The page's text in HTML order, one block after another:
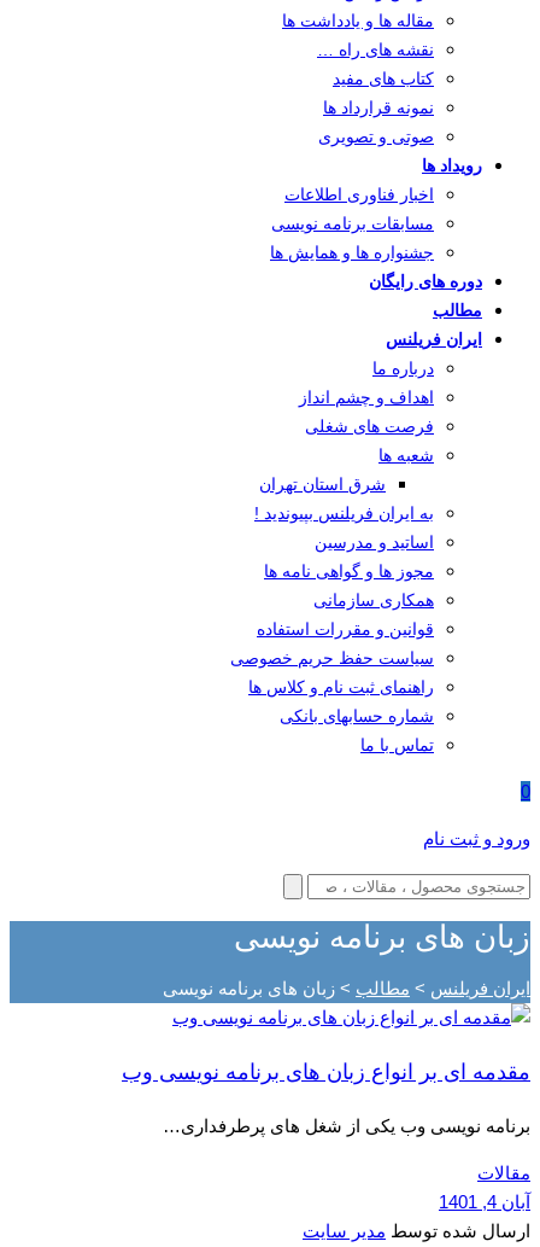
مقاله ها و یادداشت ها
نقشه های راه …
کتاب های مفید
نمونه قرارداد ها
صوتی و تصویری
رویداد ها
اخبار فناوری اطلاعات
مسابقات برنامه نویسی
جشنواره ها و همایش ها
دوره های رایگان
مطالب
ایران فریلنس
درباره ما
اهداف و چشم انداز
فرصت های شغلی
شعبه ها
شرق استان تهران
به ایران فریلنس بپیوندید !
اساتید و مدرسین
مجوز ها و گواهی نامه ها
همکاری سازمانی
قوانین و مقررات استفاده
سیاست حفظ حریم خصوصی
راهنمای ثبت نام و کلاس ها
شماره حسابهای بانکی
تماس با ما
0
ورود و ثبت نام
زبان های برنامه نویسی
ایران فریلنس > مطالب > زبان های برنامه نویسی
مقدمه ای بر انواع زبان های برنامه نویسی وب
برنامه نویسی وب یکی از شغل های پرطرفداری…
مقالات
آبان 4, 1401
ارسال شده توسط مدیر سایت